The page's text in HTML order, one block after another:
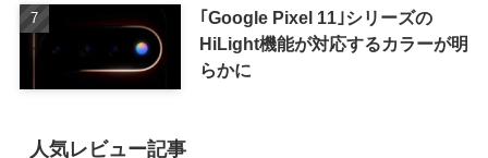
｢Google Pixel 11｣シリーズの
HiLight機能が対応するカラーが明
らかに
人気レビュー記事